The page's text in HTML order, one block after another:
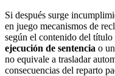
Si después surge
en juego mecanismos de
según el contenido del
ejecución de sentencia o
no equivale a trasladar
consecuencias del reparto